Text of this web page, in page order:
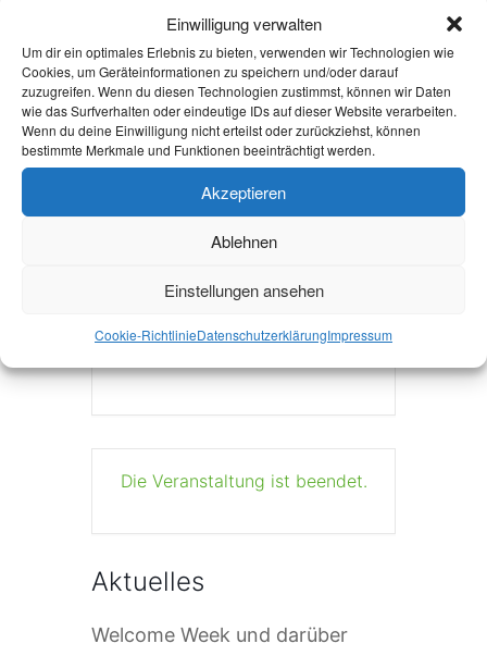
Einwilligung verwalten
Um dir ein optimales Erlebnis zu bieten, verwenden wir Technologien wie
Cookies, um Geräteinformationen zu speichern und/oder darauf
zuzugreifen. Wenn du diesen Technologien zustimmst, können wir Daten
wie das Surfverhalten oder eindeutige IDs auf dieser Website verarbeiten.
Wenn du deine Einwilligung nicht erteilst oder zurückziehst, können
bestimmte Merkmale und Funktionen beeinträchtigt werden.
Akzeptieren
Ablehnen
Einstellungen ansehen
Cookie-RichtlinieDatenschutzerklärungImpressum
FILMSTUDIO AN DER
RWTH AACHEN E.V.
+ Zu Google Kalender hinzufügen
+ iCal / Outlook export
Die Veranstaltung ist beendet.
Aktuelles
Welcome Week und darüber